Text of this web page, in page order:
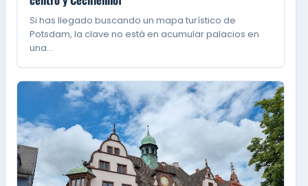
Si has llegado buscando un mapa turístico de
Potsdam, la clave no está en acumular palacios en
una…